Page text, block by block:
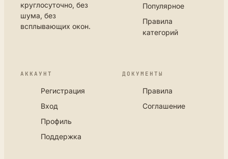
круглосуточно, без
шума, без
всплывающих окон.
Популярное
Правила
категорий
АККАУНТ
Регистрация
Вход
Профиль
Поддержка
ДОКУМЕНТЫ
Правила
Соглашение